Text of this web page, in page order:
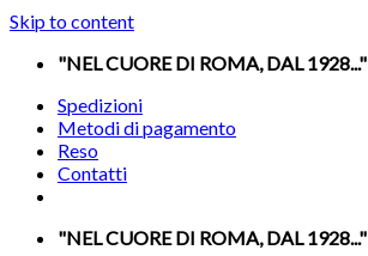
Skip to content
"NEL CUORE DI ROMA, DAL 1928..."
Spedizioni
Metodi di pagamento
Reso
Contatti
"NEL CUORE DI ROMA, DAL 1928..."